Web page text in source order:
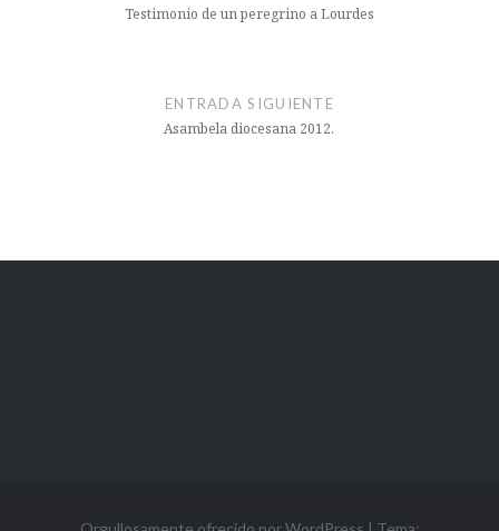
entradasTestimonio de un peregrino a Lourdes
ENTRADA SIGUIENTE
Asambela diocesana 2012.